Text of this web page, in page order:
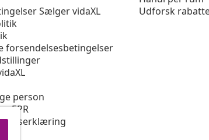
© 2008-2026 www.vidaxl.dk er et website